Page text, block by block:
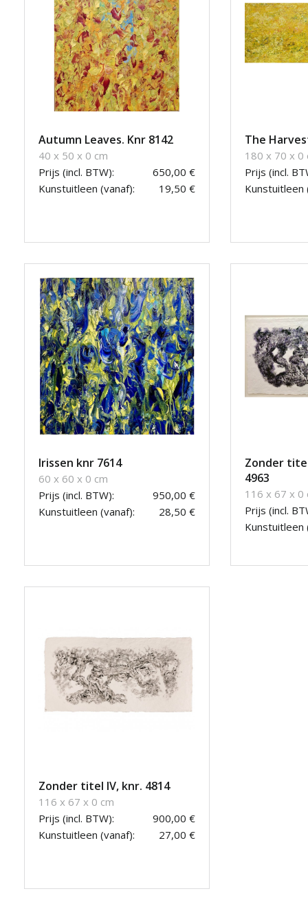
Autumn Leaves. Knr 8142
40 x 50 x 0 cm
Prijs (incl. BTW):
650,00 €
Kunstuitleen (vanaf):
19,50 €
The
180 x 70 x 0
Prijs (incl.
Kunstuitleen
Irissen knr 7614
60 x 60 x 0 cm
Prijs (incl. BTW):
950,00 €
Kunstuitleen (vanaf):
28,50 €
Zonder
4963
116 x 67 x 0
Prijs (incl.
Kunstuitleen
Zonder titel IV, knr. 4814
116 x 67 x 0 cm
Prijs (incl. BTW):
900,00 €
Kunstuitleen (vanaf):
27,00 €